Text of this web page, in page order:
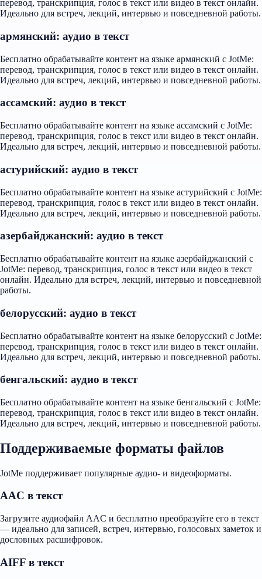
перевод, транскрипция, голос в текст или видео в текст онлайн.
Идеально для встреч, лекций, интервью и повседневной работы.
армянский: аудио в текст
Бесплатно обрабатывайте контент на языке армянский с JotMe:
перевод, транскрипция, голос в текст или видео в текст онлайн.
Идеально для встреч, лекций, интервью и повседневной работы.
ассамский: аудио в текст
Бесплатно обрабатывайте контент на языке ассамский с JotMe:
перевод, транскрипция, голос в текст или видео в текст онлайн.
Идеально для встреч, лекций, интервью и повседневной работы.
астурийский: аудио в текст
Бесплатно обрабатывайте контент на языке астурийский с JotMe:
перевод, транскрипция, голос в текст или видео в текст онлайн.
Идеально для встреч, лекций, интервью и повседневной работы.
азербайджанский: аудио в текст
Бесплатно обрабатывайте контент на языке азербайджанский с
JotMe: перевод, транскрипция, голос в текст или видео в текст
онлайн. Идеально для встреч, лекций, интервью и повседневной
работы.
белорусский: аудио в текст
Бесплатно обрабатывайте контент на языке белорусский с JotMe:
перевод, транскрипция, голос в текст или видео в текст онлайн.
Идеально для встреч, лекций, интервью и повседневной работы.
бенгальский: аудио в текст
Бесплатно обрабатывайте контент на языке бенгальский с JotMe:
перевод, транскрипция, голос в текст или видео в текст онлайн.
Идеально для встреч, лекций, интервью и повседневной работы.
Поддерживаемые форматы файлов
JotMe поддерживает популярные аудио- и видеоформаты.
AAC в текст
Загрузите аудиофайл AAC и бесплатно преобразуйте его в текст
— идеально для записей, встреч, интервью, голосовых заметок и
дословных расшифровок.
AIFF в текст